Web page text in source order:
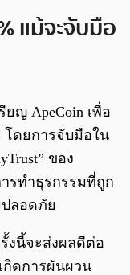
แม้จะจับมือ
ญ ApeCoin เพื่อ
โดยการจับมือใน
ของ
รทำธุรกรรมที่ถูก
ลอดภัย
งนี้จะส่งผลดีต่อ
กิดการผันผวน